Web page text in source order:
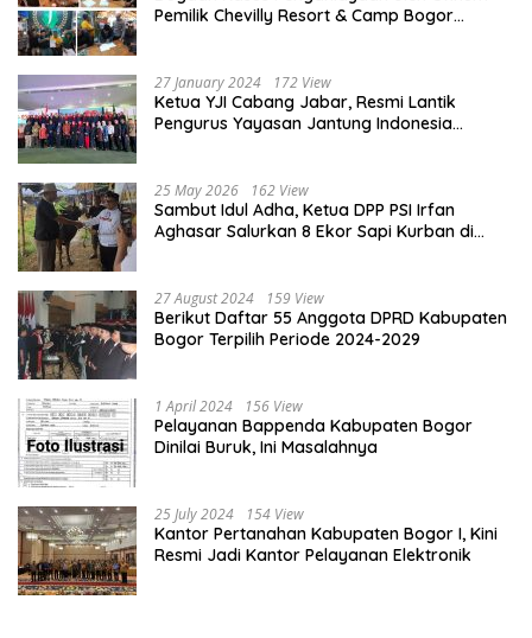
Pemilik Chevilly Resort & Camp Bogor
27 January 2024 172 View
Ketua YJI Cabang Jabar, Resmi Lantik
Pengurus Yayasan Jantung Indonesia
25 May 2026 162 View
Sambut Idul Adha, Ketua DPP PSI Irfan
Aghasar Salurkan 8 Ekor Sapi Kurban di
27 August 2024 159 View
Berikut Daftar 55 Anggota DPRD Kabupaten
Bogor Terpilih Periode 2024-2029
1 April 2024 156 View
Pelayanan Bappenda Kabupaten Bogor
Dinilai Buruk, Ini Masalahnya
25 July 2024 154 View
Kantor Pertanahan Kabupaten Bogor I, Kini
Resmi Jadi Kantor Pelayanan Elektronik